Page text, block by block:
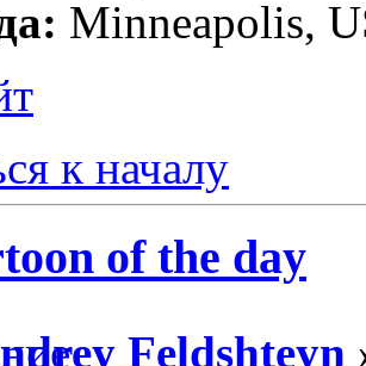
Minneapolis,
к началу
of the day
Feldshteyn